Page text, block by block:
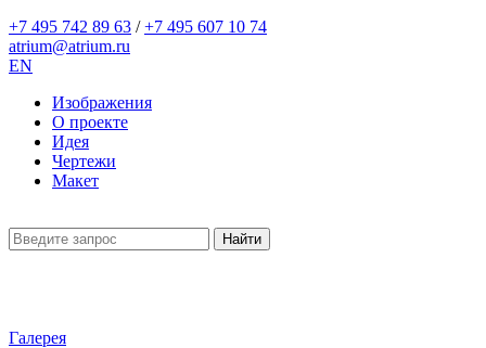
+7 495 742 89 63 / +7 495 607 10 74
atrium@atrium.ru
EN
Изображения
О проекте
Идея
Чертежи
Макет
Найти
Галерея